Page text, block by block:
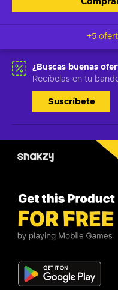
+5
¿Buscas buenas
Recíbelas en tu
Suscríbete